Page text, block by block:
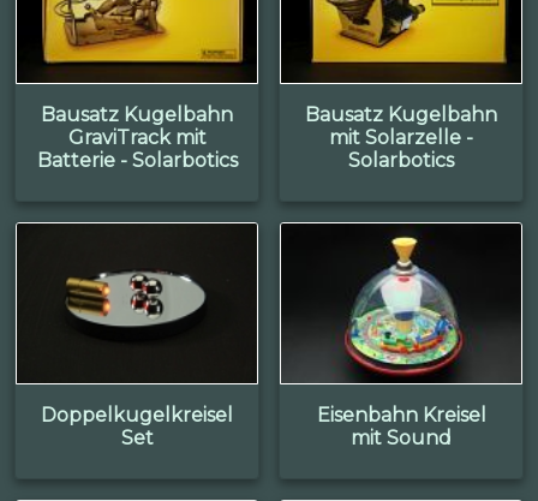
Bausatz Kugelbahn
GraviTrack mit
Batterie - Solarbotics
Bausatz Kugelbahn
mit Solarzelle -
Solarbotics
Doppelkugelkreisel
Set
Eisenbahn Kreisel
mit Sound